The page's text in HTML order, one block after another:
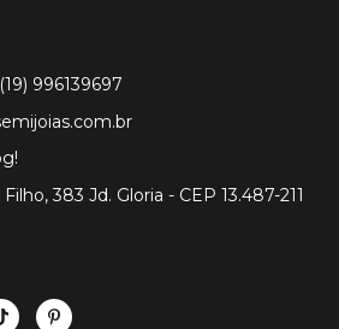
996139697
383 Jd. Gloria - CEP 13.487-211